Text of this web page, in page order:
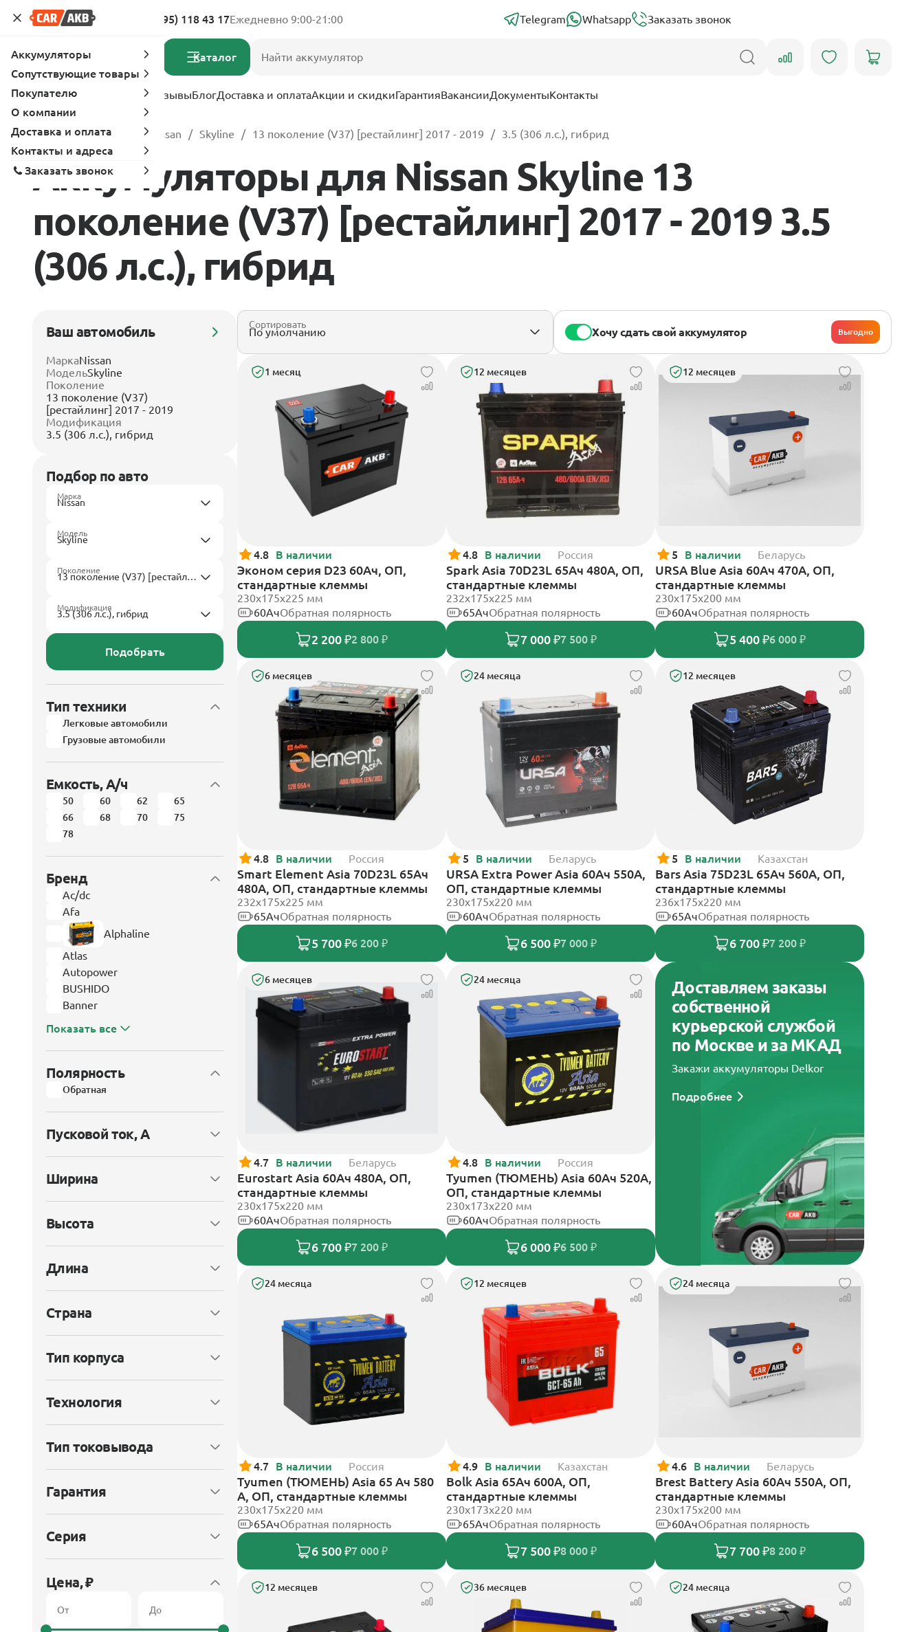
Адреса магазинов 8 (495) 118 43 17Ежедневно 9:00-21:00 Telegram Whatsapp Заказать звонок
Каталог
Услуги Вопрос-ответ ОтзывыБлогДоставка и оплатаАкции и скидкиГарантияВакансииДокументыКонтакты
Главная Каталог Nissan Skyline 13 поколение (V37) [рестайлинг] 2017 - 2019 3.5 (306 л.с.), гибрид
Аккумуляторы для Nissan Skyline 13
поколение (V37) [рестайлинг] 2017 - 2019 3.5
(306 л.с.), гибрид
Ваш автомобиль
МаркаNissan
МодельSkyline
Поколение
13 поколение (V37)
[рестайлинг] 2017 - 2019
Модификация
3.5 (306 л.с.), гибрид
Подбор по авто
Марка
Модель
Поколение
Модификация
Подобрать
Тип техники
Легковые автомобили
Грузовые автомобили
Емкость, А/ч
50 60 62
65
66
68 70
75
78
Бренд
Ac/dc
Afa
Alphaline
Atlas
Autopower
BUSHIDO
Banner
Показать все
Полярность
Обратная
Пусковой ток, А
Ширина
Высота
Длина
Страна
Тип корпуса
Технология
Тип токовывода
Гарантия
Серия
Цена, ₽
Сортировать
Хочу сдать свой аккумулятор Выгодно
1 месяц
4.8 В наличии
Эконом серия D23 60Ач, ОП,
стандартные клеммы
230x175x225 мм
60АчОбратная полярность
2 200 ₽2 800 ₽
12 месяцев
4.8 В наличии Россия
Spark Asia 70D23L 65Ач 480А, ОП,
стандартные клеммы
232x175x225 мм
65АчОбратная полярность
7 000 ₽7 500 ₽
12 месяцев
5 В наличии Беларусь
URSA Blue Asia 60Ач 470А, ОП,
стандартные клеммы
230x175x200 мм
60АчОбратная полярность
5 400 ₽6 000 ₽
6 месяцев
4.8 В наличии Россия
Smart Element Asia 70D23L 65Ач
480А, ОП, стандартные клеммы
232х175х225 мм
65АчОбратная полярность
5 700 ₽6 200 ₽
24 месяца
5 В наличии Беларусь
URSA Extra Power Asia 60Ач 550А,
ОП, стандартные клеммы
230x175x220 мм
60АчОбратная полярность
6 500 ₽7 000 ₽
12 месяцев
5 В наличии Казахстан
Bars Asia 75D23L 65Ач 560А, ОП,
стандартные клеммы
236х175х220 мм
65АчОбратная полярность
6 700 ₽7 200 ₽
6 месяцев
4.7 В наличии Беларусь
Eurostart Asia 60Ач 480А, ОП,
стандартные клеммы
230x175x220 мм
60АчОбратная полярность
6 700 ₽7 200 ₽
24 месяца
4.8 В наличии Россия
Tyumen (ТЮМЕНЬ) Asia 60Ач 520А,
ОП, стандартные клеммы
230х173х220 мм
60АчОбратная полярность
6 000 ₽6 500 ₽
Доставляем заказы
собственной
курьерской службой
по Москве и за МКАД
Закажи аккумуляторы Delkor
Подробнее
24 месяца
4.7 В наличии Россия
Tyumen (ТЮМЕНЬ) Asia 65 Ач 580
А, ОП, стандартные клеммы
230x175x220 мм
65АчОбратная полярность
6 500 ₽7 000 ₽
12 месяцев
4.9 В наличии Казахстан
Bolk Asia 65Ач 600А, ОП,
стандартные клеммы
230x173x220 мм
65АчОбратная полярность
7 500 ₽8 000 ₽
24 месяца
4.6 В наличии Беларусь
Brest Battery Asia 60Ач 550А, ОП,
стандартные клеммы
230x175x200 мм
60АчОбратная полярность
7 700 ₽8 200 ₽
12 месяцев 36 месяцев 24 месяца
Аккумуляторы
Сопутствующие товары
Покупателю
О компании
Доставка и оплата
Контакты и адреса
Заказать звонок